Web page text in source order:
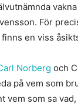
För
en viss
Norberg och
på vem som
vem som sa